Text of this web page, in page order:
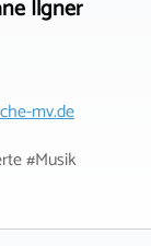
Ilgner
mv.de
#Musik